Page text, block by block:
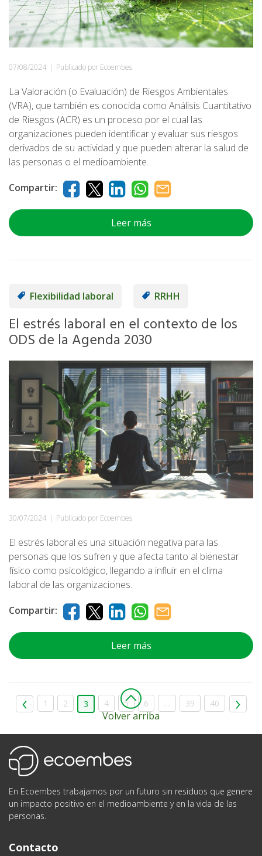
07/08/2024 | Publicado por Ecoembes
La Valoración (o Evaluación) de Riesgos Ambientales
(VRA), que también es conocida como Análisis Cuantitativo
de Riesgos (ACR) es un proceso por el cual las
organizaciones pueden identificar y evaluar sus riesgos
derivados de su actividad y que pueden alterar la salud de
las personas o el medioambiente.
Compartir:
Leer más
Flexibilidad laboral RRHH
El estrés laboral en el contexto de los
ODS de la Agenda 2030
30/07/2024 | Publicado por Ecoembes
El estrés laboral es una situación negativa para las
personas que los sufren y que afecta tanto al bienestar
físico como psicológico, llegando a influir en el clima
laboral de las organizaciones.
Compartir:
Leer más
1 2 3 4 5 6 … 39 40
Volver arriba
En Ecoembes trabajamos por un futuro sin residuos que genere
un impacto positivo en el medioambiente y en la vida de las
personas.
Contacto